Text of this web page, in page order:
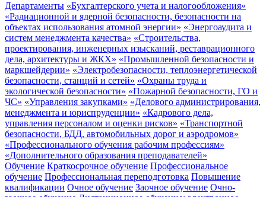
Департаменты «Бухгалтерского учета и налогообложения»
«Радиационной и ядерной безопасности, безопасности на
объектах использования атомной энергии» «Энергоаудита и
систем менеджмента качества» «Строительства,
проектирования, инженерных изысканий, реставрационного
дела, архитектуры и ЖКХ» «Промышленной безопасности и
маркшейдерии» «Электробезопасности, теплоэнергетической
безопасности, станций и сетей» «Охраны труда и
экологической безопасности» «Пожарной безопасности, ГО и
ЧС» «Управления закупками» «Делового администрирования,
менеджмента и юриспруденции» «Кадрового дела,
управления персоналом и оценки рисков» «Транспортной
безопасности, БДД, автомобильных дорог и аэродромов»
«Профессионального обучения рабочим профессиям»
«Дополнительного образования преподавателей»
Обучение Краткосрочное обучение Профессиональное
обучение Профессиональная переподготовка Повышение
квалификации Очное обучение Заочное обучение Очно-